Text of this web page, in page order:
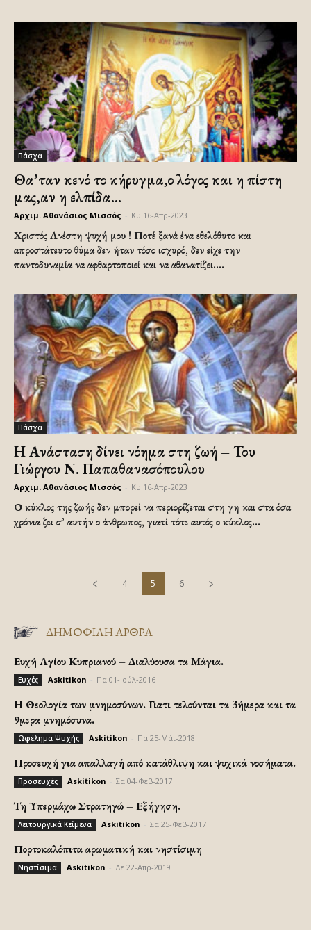
Πάσχα
Θα’ταν κενό το κήρυγμα,ο λόγος και η πίστη
μας,αν η ελπίδα...
Αρχιμ. Αθανάσιος Μισσός Κυ 16-Απρ-2023
Χριστός Ανέστη ψυχή μου ! Ποτέ ξανά ένα εθελόθυτο και
απροστάτευτο θύμα δεν ήταν τόσο ισχυρό, δεν είχε την
παντοδυναμία να αφθαρτοποιεί και να αθανατίζει....
Πάσχα
Η Ανάσταση δίνει νόημα στη ζωή – Του
Γιώργου Ν. Παπαθανασόπουλου
Αρχιμ. Αθανάσιος Μισσός Κυ 16-Απρ-2023
Ο κύκλος της ζωής δεν μπορεί να περιορίζεται στη γη και στα όσα
χρόνια ζει σ’ αυτήν ο άνθρωπος, γιατί τότε αυτός ο κύκλος...
4 5 6
ΔΗΜΟΦΙΛΗ ΑΡΘΡΑ
Ευχή Αγίου Κυπριανού – Διαλύουσα τα Μάγια.
Ευχές Askitikon Πα 01-Ιούλ-2016
H Θεολογία των μνημοσύνων. Γιατι τελούνται τα 3ήμερα και τα
9μερα μνημόσυνα.
Ωφέλημα Ψυχής Askitikon Πα 25-Μάι-2018
Προσευχή για απαλλαγή από κατάθλιψη και ψυχικά νοσήματα.
Προσευχές Askitikon Σα 04-Φεβ-2017
Τη Υπερμάχω Στρατηγώ – Εξήγηση.
Λειτουργικά Κείμενα Askitikon Σα 25-Φεβ-2017
Πορτοκαλόπιτα αρωματική και νηστίσιμη
Νηστίσιμα Askitikon Δε 22-Απρ-2019